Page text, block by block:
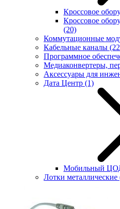
Кроссовое
Кроссовое
(20)
Коммутационные
Кабельные каналы
Программное
Медиаконвертеры,
Аксессуары для
Дата Центр (1)
Мобильный
Лотки металлические